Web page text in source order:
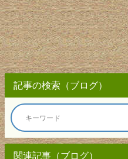
記事の検索（ブログ）
関連記事（ブログ）